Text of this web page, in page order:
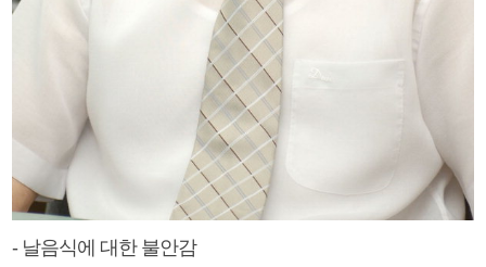
- 날음식에 대한 불안감